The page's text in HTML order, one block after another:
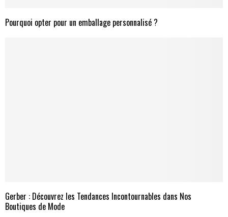
Pourquoi opter pour un emballage personnalisé ?
Gerber : Découvrez les Tendances Incontournables dans Nos
Boutiques de Mode